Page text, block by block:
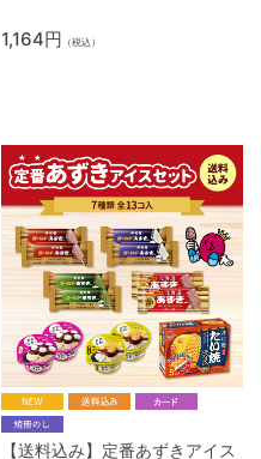
1,164円 （税込）
【送料込み】定番あずきアイス